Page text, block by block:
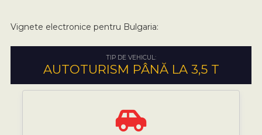
Vignete electronice pentru Bulgaria:
TIP DE VEHICUL:
AUTOTURISM PÂNĂ LA 3,5 T